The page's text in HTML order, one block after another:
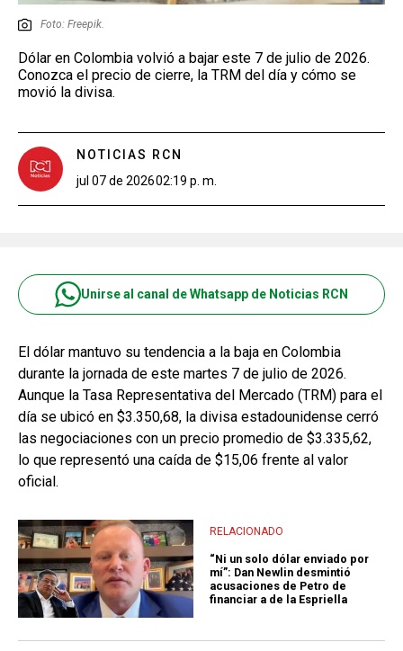
Foto: Freepik.
Dólar en Colombia volvió a bajar este 7 de julio de 2026.
Conozca el precio de cierre, la TRM del día y cómo se
movió la divisa.
NOTICIAS RCN
jul 07 de 202602:19 p. m.
Unirse al canal de Whatsapp de Noticias RCN
El dólar mantuvo su tendencia a la baja en Colombia
durante la jornada de este martes 7 de julio de 2026.
Aunque la Tasa Representativa del Mercado (TRM) para el
día se ubicó en $3.350,68, la divisa estadounidense cerró
las negociaciones con un precio promedio de $3.335,62,
lo que representó una caída de $15,06 frente al valor
oficial.
RELACIONADO
“Ni un solo dólar enviado por
mí”: Dan Newlin desmintió
acusaciones de Petro de
financiar a de la Espriella